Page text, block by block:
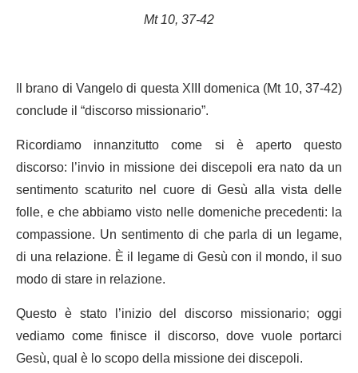
Mt 10, 37-42
Il brano di Vangelo di questa XIII domenica (Mt 10, 37-42)
conclude il “discorso missionario”.
Ricordiamo innanzitutto come si è aperto questo
discorso: l’invio in missione dei discepoli era nato da un
sentimento scaturito nel cuore di Gesù alla vista delle
folle, e che abbiamo visto nelle domeniche precedenti: la
compassione. Un sentimento di che parla di un legame,
di una relazione. È il legame di Gesù con il mondo, il suo
modo di stare in relazione.
Questo è stato l’inizio del discorso missionario; oggi
vediamo come finisce il discorso, dove vuole portarci
Gesù, qual è lo scopo della missione dei discepoli.